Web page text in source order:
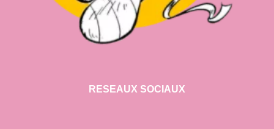
RESEAUX SOCIAUX